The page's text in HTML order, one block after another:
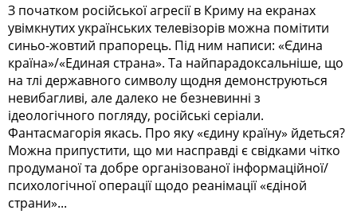
З початком російської агресії в Криму на екранах
увімкнутих українських телевізорів можна помітити
синьо-жовтий прапорець. Під ним написи: «Єдина
країна»/«Единая страна». Та найпарадоксальніше, що
на тлі державного символу щодня демонструються
невибагливі, але далеко не безневинні з
ідеологічного погляду, російські серіали.
Фантасмагорія якась. Про яку«єдину країну» йдеться?
Можна припустити, що ми насправді є свідками чітко
продуманої та добре організованої інформаційної/
психологічної операції щодо реанімації«єдіной
страни»...